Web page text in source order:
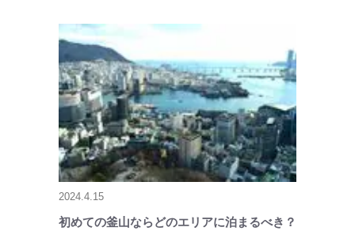
2024.4.15
初めての釜山ならどのエリアに泊まるべき？